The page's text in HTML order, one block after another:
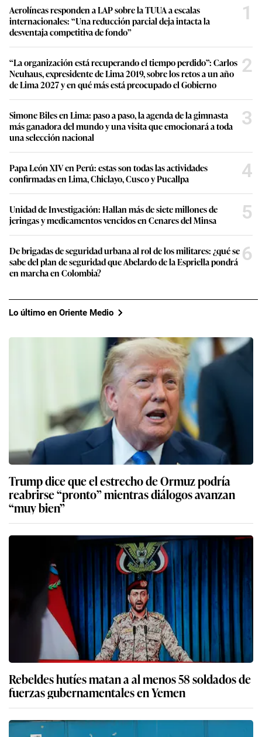
Aerolíneas responden a LAP sobre la TUUA a escalas
internacionales: “Una reducción parcial deja intacta la
desventaja competitiva de fondo”
1
“La organización está recuperando el tiempo perdido”: Carlos
Neuhaus, expresidente de Lima 2019, sobre los retos a un año
de Lima 2027 y en qué más está preocupado el Gobierno
2
Simone Biles en Lima: paso a paso, la agenda de la gimnasta
más ganadora del mundo y una visita que emocionará a toda
una selección nacional
3
Papa León XIV en Perú: estas son todas las actividades
confirmadas en Lima, Chiclayo, Cusco y Pucallpa
4
Unidad de Investigación: Hallan más de siete millones de
jeringas y medicamentos vencidos en Cenares del Minsa
5
De brigadas de seguridad urbana al rol de los militares: ¿qué se
sabe del plan de seguridad que Abelardo de la Espriella pondrá
en marcha en Colombia?
6
Lo último en Oriente Medio
Trump dice que el estrecho de Ormuz podría
reabrirse “pronto” mientras diálogos avanzan
“muy bien”
Rebeldes hutíes matan a al menos 58 soldados de
fuerzas gubernamentales en Yemen